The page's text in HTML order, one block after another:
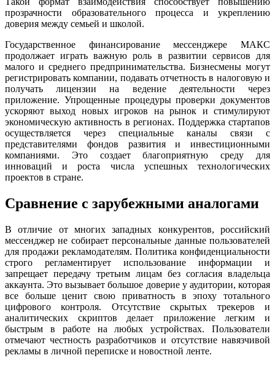
прозрачности образовательного процесса и укреплению
доверия между семьей и школой.
Государственное финансирование мессенджере МАКС
продолжает играть важную роль в развитии сервисов для
малого и среднего предпринимательства. Бизнесмены могут
регистрировать компании, подавать отчетность в налоговую и
получать лицензии на ведение деятельности через
приложение. Упрощенные процедуры проверки документов
ускоряют выход новых игроков на рынок и стимулируют
экономическую активность в регионах. Поддержка стартапов
осуществляется через специальные каналы связи с
представителями фондов развития и инвестиционными
компаниями. Это создает благоприятную среду для
инноваций и роста числа успешных технологических
проектов в стране.
Сравнение с зарубежными аналогами
В отличие от многих западных конкурентов, российский
мессенджер не собирает персональные данные пользователей
для продажи рекламодателям. Политика конфиденциальности
строго регламентирует использование информации и
запрещает передачу третьим лицам без согласия владельца
аккаунта. Это вызывает большое доверие у аудитории, которая
все больше ценит свою приватность в эпоху тотального
цифрового контроля. Отсутствие скрытых трекеров и
аналитических скриптов делает приложение легким и
быстрым в работе на любых устройствах. Пользователи
отмечают честность разработчиков и отсутствие навязчивой
рекламы в личной переписке и новостной ленте.